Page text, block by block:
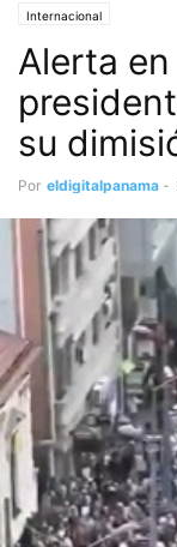
Internacional
Alerta
su
Por eldigitalpanama -